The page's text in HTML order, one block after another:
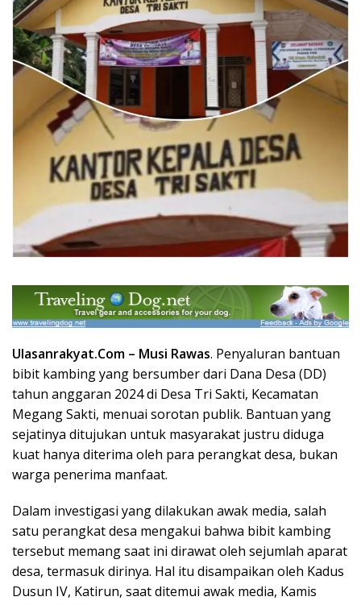
Ulasanrakyat.Com – Musi Rawas. Penyaluran bantuan
bibit kambing yang bersumber dari Dana Desa (DD)
tahun anggaran 2024 di Desa Tri Sakti, Kecamatan
Megang Sakti, menuai sorotan publik. Bantuan yang
sejatinya ditujukan untuk masyarakat justru diduga
kuat hanya diterima oleh para perangkat desa, bukan
warga penerima manfaat.
Dalam investigasi yang dilakukan awak media, salah
satu perangkat desa mengakui bahwa bibit kambing
tersebut memang saat ini dirawat oleh sejumlah aparat
desa, termasuk dirinya. Hal itu disampaikan oleh Kadus
Dusun IV, Katirun, saat ditemui awak media, Kamis